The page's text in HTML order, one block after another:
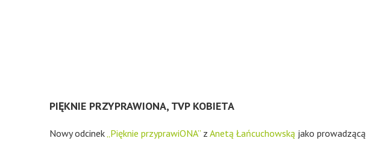
PIĘKNIE PRZYPRAWIONA, TVP KOBIETA
Nowy odcinek„Pięknie przyprawiONA” z Anetą Łańcuchowską jako prowadzącą